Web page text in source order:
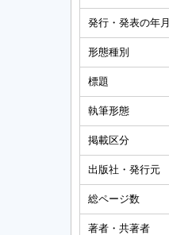
発行・発表の年月
形態種別
標題
執筆形態
掲載区分
出版社・発行元
総ページ数
著者・共著者